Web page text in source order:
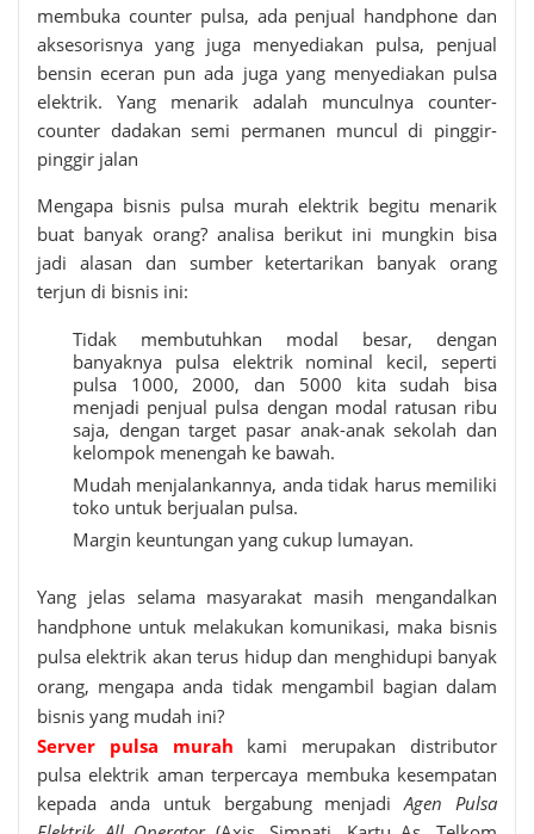
membuka counter pulsa, ada penjual handphone dan
aksesorisnya yang juga menyediakan pulsa, penjual
bensin eceran pun ada juga yang menyediakan pulsa
elektrik. Yang menarik adalah munculnya counter-
counter dadakan semi permanen muncul di pinggir-
pinggir jalan
Mengapa bisnis pulsa murah elektrik begitu menarik
buat banyak orang? analisa berikut ini mungkin bisa
jadi alasan dan sumber ketertarikan banyak orang
terjun di bisnis ini:
Tidak membutuhkan modal besar, dengan
banyaknya pulsa elektrik nominal kecil, seperti
pulsa 1000, 2000, dan 5000 kita sudah bisa
menjadi penjual pulsa dengan modal ratusan ribu
saja, dengan target pasar anak-anak sekolah dan
kelompok menengah ke bawah.
Mudah menjalankannya, anda tidak harus memiliki
toko untuk berjualan pulsa.
Margin keuntungan yang cukup lumayan.
Yang jelas selama masyarakat masih mengandalkan
handphone untuk melakukan komunikasi, maka bisnis
pulsa elektrik akan terus hidup dan menghidupi banyak
orang, mengapa anda tidak mengambil bagian dalam
bisnis yang mudah ini?
Server pulsa murah kami merupakan distributor
pulsa elektrik aman terpercaya membuka kesempatan
kepada anda untuk bergabung menjadiAgen Pulsa